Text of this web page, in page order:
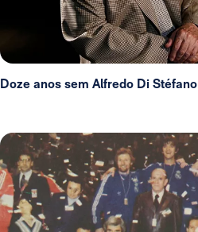
Doze anos sem Alfredo Di Stéfano